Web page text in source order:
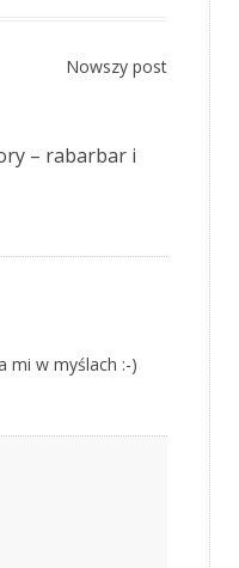
Nowszy post
– rabarbar i
mi w myślach :-)